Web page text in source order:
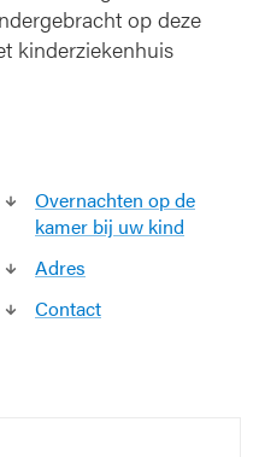
op deze
kinderziekenhuis
Overnachten op de
kamer bij uw kind
Adres
Contact